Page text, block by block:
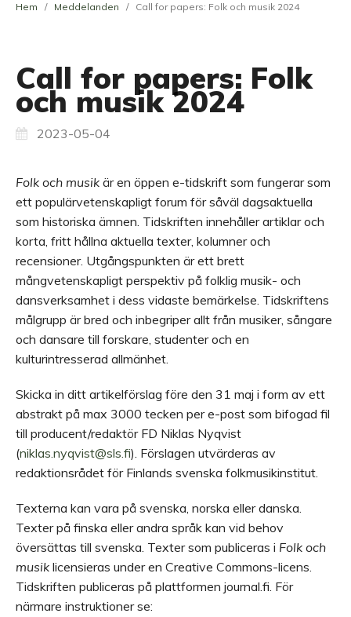
Hem / Meddelanden / Call for papers: Folk och musik 2024
Call for papers: Folk
och musik 2024
2023-05-04
Folk och musik är en öppen e-tidskrift som fungerar som
ett populärvetenskapligt forum för såväl dagsaktuella
som historiska ämnen. Tidskriften innehåller artiklar och
korta, fritt hållna aktuella texter, kolumner och
recensioner. Utgångspunkten är ett brett
mångvetenskapligt perspektiv på folklig musik- och
dansverksamhet i dess vidaste bemärkelse. Tidskriftens
målgrupp är bred och inbegriper allt från musiker, sångare
och dansare till forskare, studenter och en
kulturintresserad allmänhet.
Skicka in ditt artikelförslag före den 31 maj i form av ett
abstrakt på max 3000 tecken per e-post som bifogad fil
till producent/redaktör FD Niklas Nyqvist
(niklas.nyqvist@sls.fi). Förslagen utvärderas av
redaktionsrådet för Finlands svenska folkmusikinstitut.
Texterna kan vara på svenska, norska eller danska.
Texter på finska eller andra språk kan vid behov
översättas till svenska. Texter som publiceras i Folk och
musik licensieras under en Creative Commons-licens.
Tidskriften publiceras på plattformen journal.fi. För
närmare instruktioner se: